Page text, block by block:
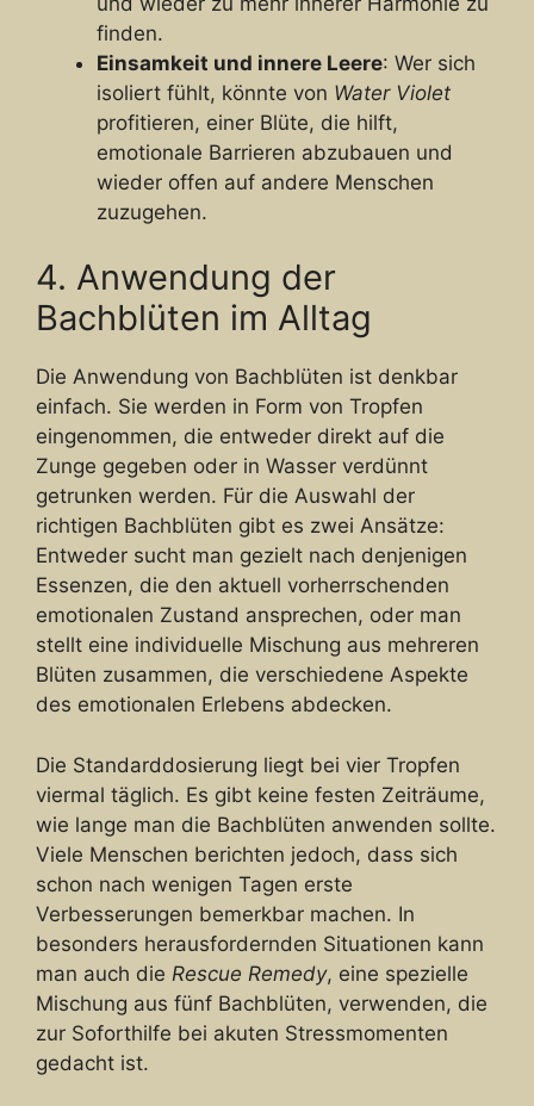
finden.
Einsamkeit und innere Leere: Wer sich
isoliert fühlt, könnte von Water Violet
profitieren, einer Blüte, die hilft,
emotionale Barrieren abzubauen und
wieder offen auf andere Menschen
zuzugehen.
4. Anwendung der
Bachblüten im Alltag
Die Anwendung von Bachblüten ist denkbar
einfach. Sie werden in Form von Tropfen
eingenommen, die entweder direkt auf die
Zunge gegeben oder in Wasser verdünnt
getrunken werden. Für die Auswahl der
richtigen Bachblüten gibt es zwei Ansätze:
Entweder sucht man gezielt nach denjenigen
Essenzen, die den aktuell vorherrschenden
emotionalen Zustand ansprechen, oder man
stellt eine individuelle Mischung aus mehreren
Blüten zusammen, die verschiedene Aspekte
des emotionalen Erlebens abdecken.
Die Standarddosierung liegt bei vier Tropfen
viermal täglich. Es gibt keine festen Zeiträume,
wie lange man die Bachblüten anwenden sollte.
Viele Menschen berichten jedoch, dass sich
schon nach wenigen Tagen erste
Verbesserungen bemerkbar machen. In
besonders herausfordernden Situationen kann
man auch die Rescue Remedy, eine spezielle
Mischung aus fünf Bachblüten, verwenden, die
zur Soforthilfe bei akuten Stressmomenten
gedacht ist.